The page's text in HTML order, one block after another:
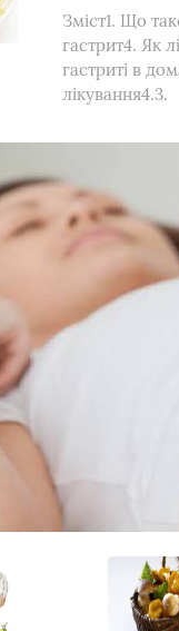
Зміст1. Що
гастрит4. Як
гастриті в
лікування4.3.